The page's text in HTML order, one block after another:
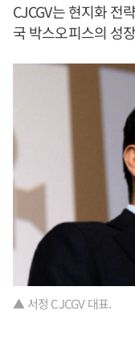
CJCGV는 현지화 전
국 박스오피스의 성
▲ 서정 CJCGV 대표.